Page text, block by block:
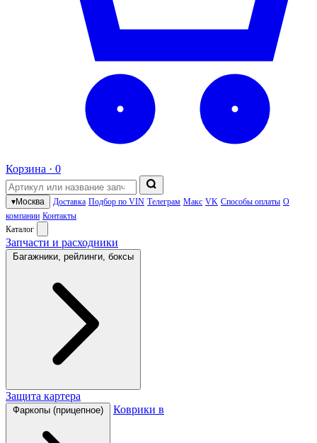
Корзина · 0
▾Москва Доставка Подбор по VIN Телеграм Макс VK Способы оплаты О
компании Контакты
Каталог
Запчасти и расходники
Багажники, рейлинги, боксы
Защита картера
Фаркопы (прицепное) Коврики в